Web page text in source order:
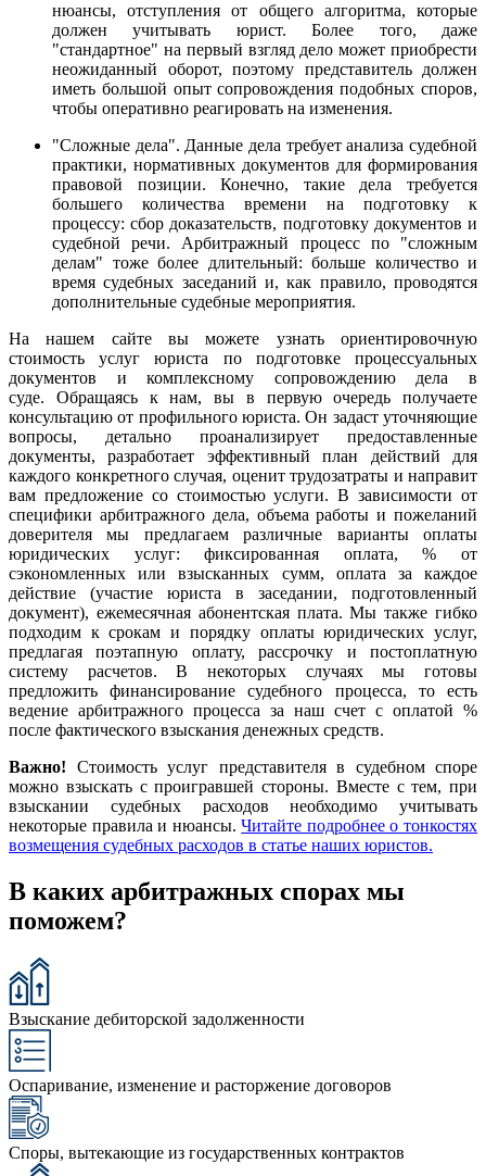
нюансы, отступления от общего алгоритма, которые
должен учитывать юрист. Более того, даже
"стандартное" на первый взгляд дело может приобрести
неожиданный оборот, поэтому представитель должен
иметь большой опыт сопровождения подобных споров,
чтобы оперативно реагировать на изменения.
"Сложные дела". Данные дела требует анализа судебной
практики, нормативных документов для формирования
правовой позиции. Конечно, такие дела требуется
большего количества времени на подготовку к
процессу: сбор доказательств, подготовку документов и
судебной речи. Арбитражный процесс по "сложным
делам" тоже более длительный: больше количество и
время судебных заседаний и, как правило, проводятся
дополнительные судебные мероприятия.
На нашем сайте вы можете узнать ориентировочную
стоимость услуг юриста по подготовке процессуальных
документов и комплексному сопровождению дела в
суде. Обращаясь к нам, вы в первую очередь получаете
консультацию от профильного юриста. Он задаст уточняющие
вопросы, детально проанализирует предоставленные
документы, разработает эффективный план действий для
каждого конкретного случая, оценит трудозатраты и направит
вам предложение со стоимостью услуги. В зависимости от
специфики арбитражного дела, объема работы и пожеланий
доверителя мы предлагаем различные варианты оплаты
юридических услуг: фиксированная оплата, % от
сэкономленных или взысканных сумм, оплата за каждое
действие (участие юриста в заседании, подготовленный
документ), ежемесячная абонентская плата. Мы также гибко
подходим к срокам и порядку оплаты юридических услуг,
предлагая поэтапную оплату, рассрочку и постоплатную
систему расчетов. В некоторых случаях мы готовы
предложить финансирование судебного процесса, то есть
ведение арбитражного процесса за наш счет с оплатой %
после фактического взыскания денежных средств.
Важно! Стоимость услуг представителя в судебном споре
можно взыскать с проигравшей стороны. Вместе с тем, при
взыскании судебных расходов необходимо учитывать
некоторые правила и нюансы.Читайте подробнее о тонкостях
возмещения судебных расходов в статье наших юристов.
В каких арбитражных спорах мы
поможем?
Взыскание дебиторской задолженности
Оспаривание, изменение и расторжение договоров
Споры, вытекающие из государственных контрактов